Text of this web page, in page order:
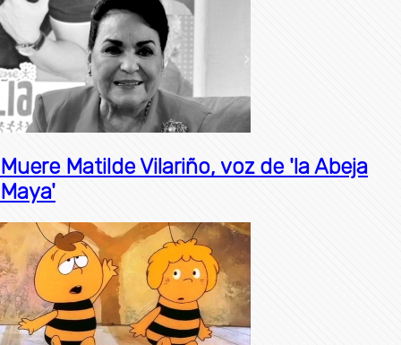
Muere Matilde Vilariño, voz de 'la Abeja
Maya'